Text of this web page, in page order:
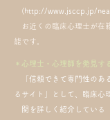
(http://www.jsccp.jp/
お近くの臨床心理士が在
能です。
＊心理士・心理師を発見す
「信頼できて専門性のあ
るサイト」として、臨床心
関を詳しく紹介している